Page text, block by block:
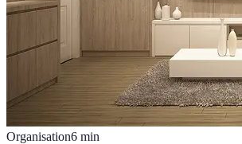
Organisation6 min